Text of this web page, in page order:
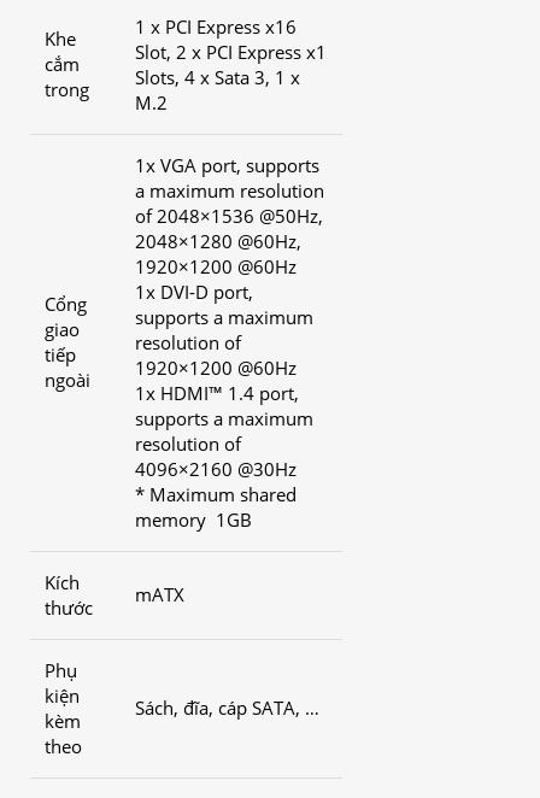
Khe
cắm
trong
1 x PCI Express x16
Slot, 2 x PCI Express x1
Slots, 4 x Sata 3, 1 x
M.2
Cổng
giao
tiếp
ngoài
1x VGA port, supports
a maximum resolution
of 2048×1536 @50Hz,
2048×1280 @60Hz,
1920×1200 @60Hz
1x DVI-D port,
supports a maximum
resolution of
1920×1200 @60Hz
1x HDMI™ 1.4 port,
supports a maximum
resolution of
4096×2160 @30Hz
* Maximum shared
memory 1GB
Kích
thước
mATX
Phụ
kiện
kèm
theo
Sách, đĩa, cáp SATA, …